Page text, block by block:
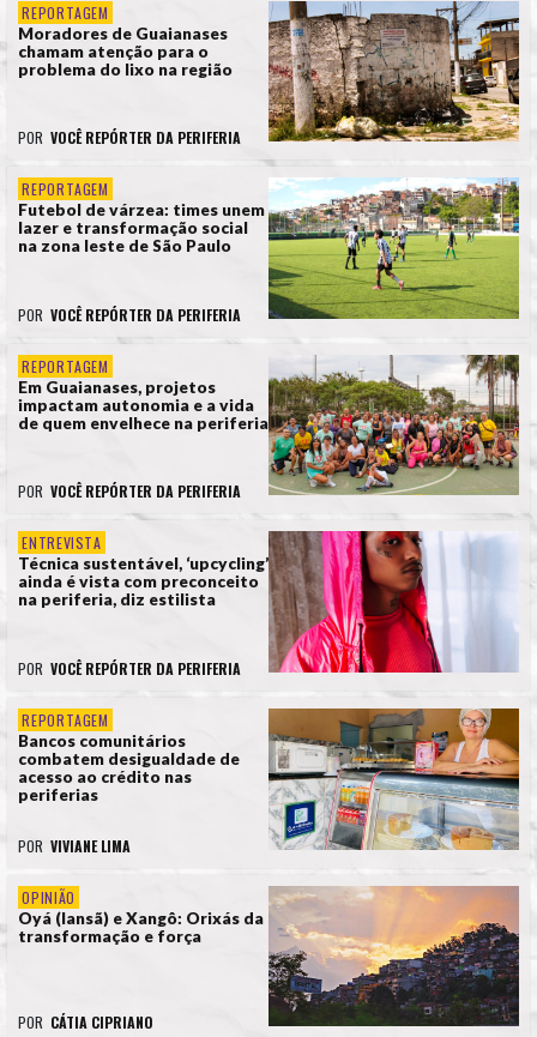
REPORTAGEM
Moradores de Guaianases
chamam atenção para o
problema do lixo na região
POR VOCÊ REPÓRTER DA PERIFERIA
REPORTAGEM
Futebol de várzea: times unem
lazer e transformação social
na zona leste de São Paulo
POR VOCÊ REPÓRTER DA PERIFERIA
REPORTAGEM
Em Guaianases, projetos
impactam autonomia e a vida
de quem envelhece na periferia
POR VOCÊ REPÓRTER DA PERIFERIA
ENTREVISTA
Técnica sustentável, ‘upcycling’
ainda é vista com preconceito
na periferia, diz estilista
POR VOCÊ REPÓRTER DA PERIFERIA
REPORTAGEM
Bancos comunitários
combatem desigualdade de
acesso ao crédito nas
periferias
POR VIVIANE LIMA
OPINIÃO
Oyá (Iansã) e Xangô: Orixás da
transformação e força
POR CÁTIA CIPRIANO